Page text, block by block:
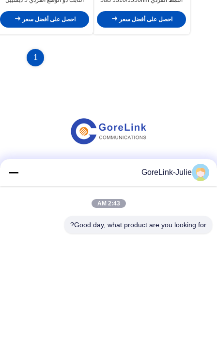
احصل على أفضل سعر احصل على أفضل سعر
1
وسائل التواصل الاجتماعيGoreLink-Julie
2:43 AM
Good day, what product are you looking for?